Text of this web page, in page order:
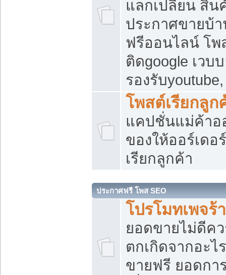
แลกเปลี่ยน สิน
ประกาศขายบ้
ฟรีออนไลน์ โพ
ติดgoogle เวบ
รองรับ
โพสต์เรียกลูก
แคปชั่นแม่ค้าอ
ของให้ออร์เดอ
เรียกลูกค้า
ประกาศฟรี โพส SEO
โปรโมทเพจร้
ยอดขายไม่ดีค
ตกเกิดจากอะไ
ขายฟรี ยอดกา